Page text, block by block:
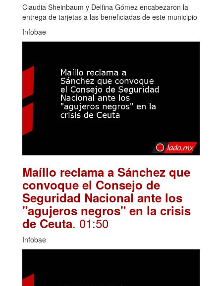
Claudia Sheinbaum y Delfina Gómez encabezaron la
entrega de tarjetas a las beneficiadas de este municipio
Infobae
Maíllo reclama a Sánchez que
convoque el Consejo de
Seguridad Nacional ante los
"agujeros negros" en la crisis
de Ceuta. 01:50
Infobae